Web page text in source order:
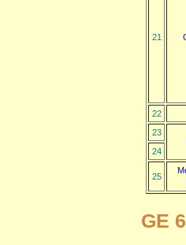
21
22
23
24
25
GE